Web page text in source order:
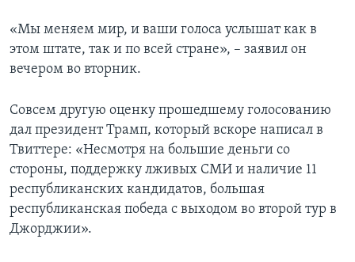
«Мы меняем мир, и ваши голоса услышат как в
этом штате, так и по всей стране», – заявил он
вечером во вторник.
Совсем другую оценку прошедшему голосованию
дал президент Трамп, который вскоре написал в
Твиттере: «Несмотря на большие деньги со
стороны, поддержку лживых СМИ и наличие 11
республиканских кандидатов, большая
республиканская победа с выходом во второй тур в
Джорджии».